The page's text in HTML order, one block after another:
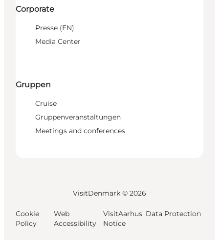
Corporate
Presse (EN)
Media Center
Gruppen
Cruise
Gruppenveranstaltungen
Meetings and conferences
VisitDenmark © 2026
Cookie
Policy
Web
Accessibility
VisitAarhus' Data Protection
Notice